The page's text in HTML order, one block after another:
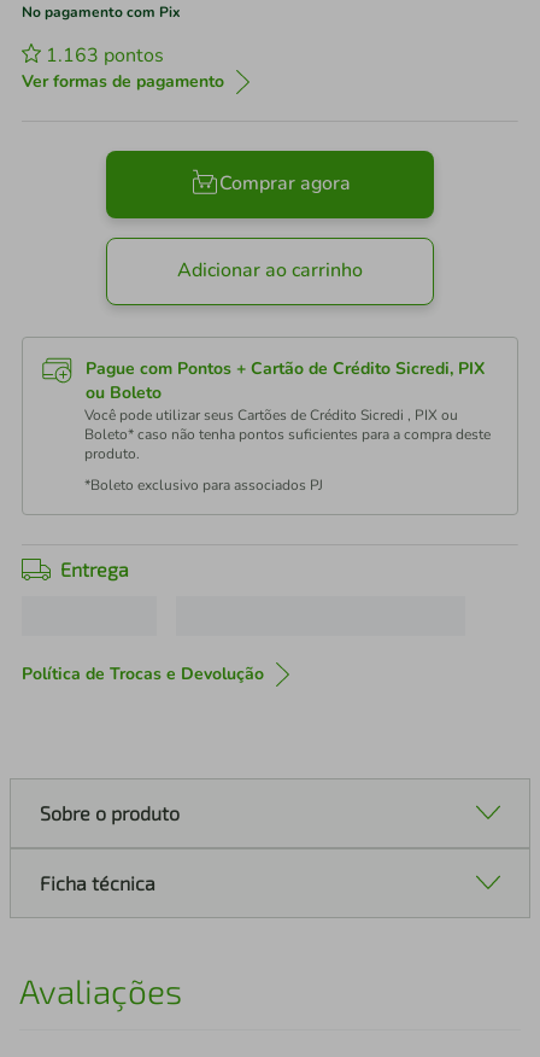
No pagamento com Pix
1.163 pontos
Ver formas de pagamento
Comprar agora
Adicionar ao carrinho
Pague com Pontos + Cartão de Crédito Sicredi, PIX
ou Boleto
Você pode utilizar seus Cartões de Crédito Sicredi , PIX ou
Boleto* caso não tenha pontos suficientes para a compra deste
produto.
*Boleto exclusivo para associados PJ
Entrega
Política de Trocas e Devolução
Sobre o produto
Ficha técnica
Avaliações